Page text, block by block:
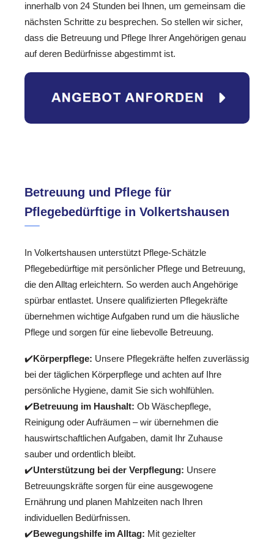
innerhalb von 24 Stunden bei Ihnen, um gemeinsam die
nächsten Schritte zu besprechen. So stellen wir sicher,
dass die Betreuung und Pflege Ihrer Angehörigen genau
auf deren Bedürfnisse abgestimmt ist.
Betreuung und Pflege für
Pflegebedürftige in Volkertshausen
In Volkertshausen unterstützt Pflege-Schätzle
Pflegebedürftige mit persönlicher Pflege und Betreuung,
die den Alltag erleichtern. So werden auch Angehörige
spürbar entlastet. Unsere qualifizierten Pflegekräfte
übernehmen wichtige Aufgaben rund um die häusliche
Pflege und sorgen für eine liebevolle Betreuung.
✔️Körperpflege: Unsere Pflegekräfte helfen zuverlässig
bei der täglichen Körperpflege und achten auf Ihre
persönliche Hygiene, damit Sie sich wohlfühlen.
✔️Betreuung im Haushalt: Ob Wäschepflege,
Reinigung oder Aufräumen – wir übernehmen die
hauswirtschaftlichen Aufgaben, damit Ihr Zuhause
sauber und ordentlich bleibt.
✔️Unterstützung bei der Verpflegung: Unsere
Betreuungskräfte sorgen für eine ausgewogene
Ernährung und planen Mahlzeiten nach Ihren
individuellen Bedürfnissen.
✔️Bewegungshilfe im Alltag: Mit gezielter